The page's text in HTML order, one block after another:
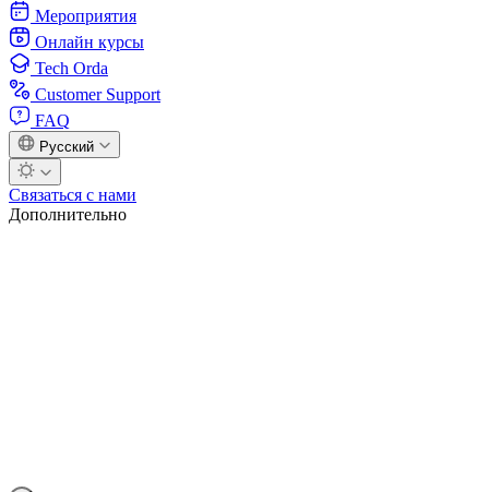
Мероприятия
Онлайн курсы
Tech Orda
Customer Support
FAQ
Русский
Связаться с нами
Дополнительно